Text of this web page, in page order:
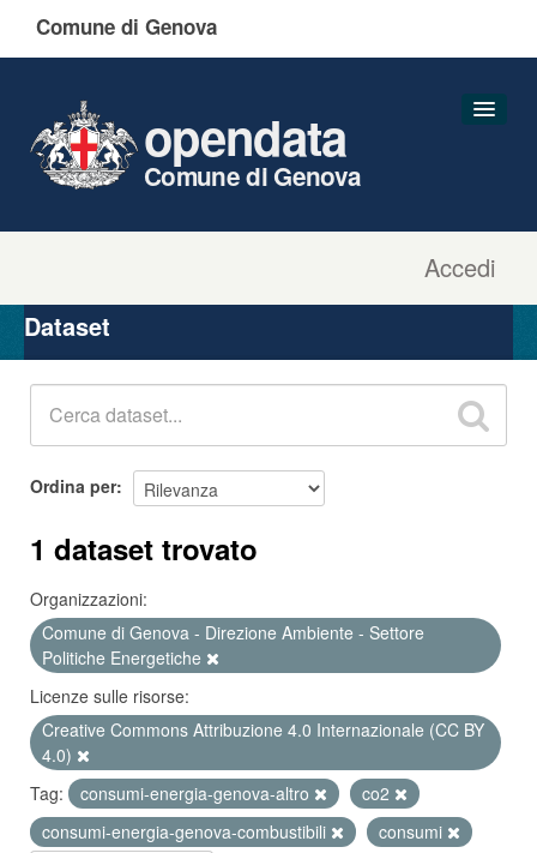
Comune di Genova
Accedi
opendata
Comune di Genova
Organizzazioni
Gruppi
Dataset
Ordina per
1 dataset trovato
Organizzazioni:
Comune di Genova - Direzione Ambiente - Settore
Politiche Energetiche
Licenze sulle risorse:
Creative Commons Attribuzione 4.0 Internazionale (CC BY
4.0)
Tag:
consumi-energia-genova-altro
co2
consumi-energia-genova-combustibili
consumi